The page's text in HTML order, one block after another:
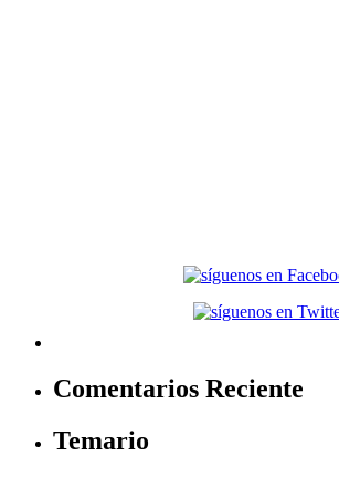
Comentarios Reciente
Temario